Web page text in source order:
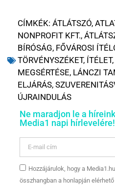
CÍMKÉK: ÁTLÁTSZÓ,
NONPROFIT KFT.,
BÍRÓSÁG, FŐVÁROSI
TÖRVÉNYSZÉKET, ÍTÉLET,
MEGSÉRTÉSE, LÁNCZI
ELJÁRÁS,
ÚJRAINDULÁS
Ne maradjon le a
Media1 napi hírlevelére!
Hozzájárulok, hogy a
összhangban a honlapján